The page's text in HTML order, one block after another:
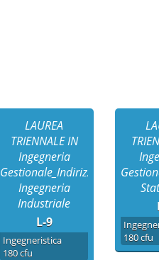
LAUREA
TRIENNALE IN
Ingegneria
Gestionale_Indirizzo
Ingegneria
Industriale
L-9
Ingegneristica
180 cfu
180 cfu